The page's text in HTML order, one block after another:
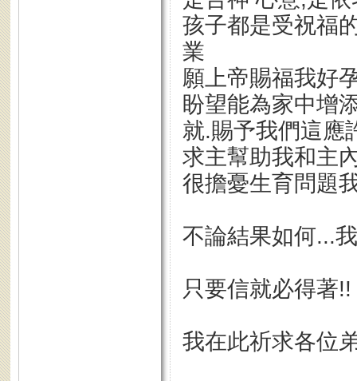
孩子都是受祝福
業
願上帝賜福我好
盼望能為家中增
就.賜予我們這應
求主幫助我和主
很擔憂生育問題
不論結果如何...
只要信就必得著
我在此祈求各位